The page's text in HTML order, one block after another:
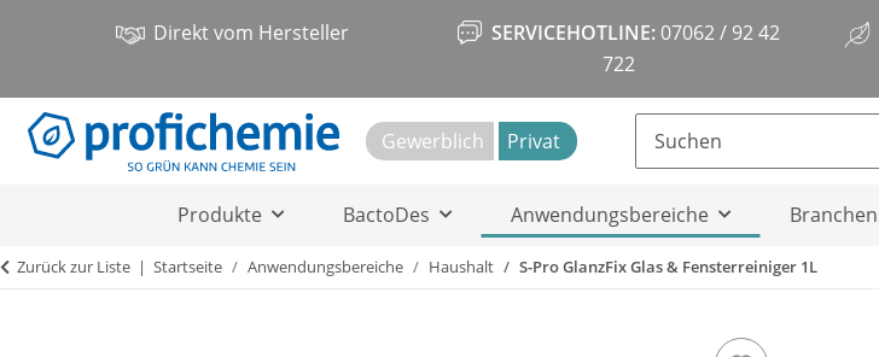
Direkt vom Hersteller SERVICEHOTLINE:07062 / 92 42
722
Gewerblich Privat
Produkte BactoDes Anwendungsbereiche Branchen
Zurück zur Liste Startseite Anwendungsbereiche Haushalt S-Pro GlanzFix Glas & Fensterreiniger 1L